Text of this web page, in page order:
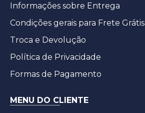
Informações sobre Entrega
Condições gerais para Frete Grátis
Troca e Devolução
Política de Privacidade
Formas de Pagamento
MENU DO CLIENTE